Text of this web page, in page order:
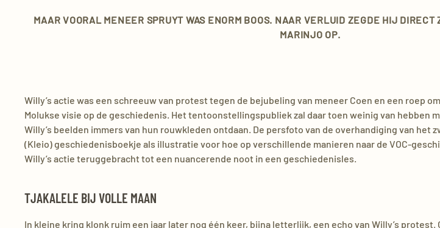
MAAR VOORAL MENEER SPRUYT WAS ENORM BOOS. NAAR VERLUID ZEGDE HIJ
MARINJO OP.
Willy’s actie was een schreeuw van protest tegen de bejubeling van meneer Coen en een roep
Molukse visie op de geschiedenis. Het tentoonstellingspubliek zal daar toen weinig van hebben
Willy’s beelden immers van hun rouwkleden ontdaan. De persfoto van de overhandiging van het
(Kleio) geschiedenisboekje als illustratie voor hoe op verschillende manieren naar de VOC-
Willy’s actie teruggebracht tot een nuancerende noot in een geschiedenisles.
TJAKALELE BIJ VOLLE MAAN
In kleine kring klonk ruim een jaar later nog één keer, bijna letterlijk, een echo van Willy’s protest.